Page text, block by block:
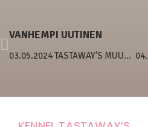
VANHEMPI UUTINEN
03.05.2024 TASTAWAY’S MUUSAS MUSTAFA